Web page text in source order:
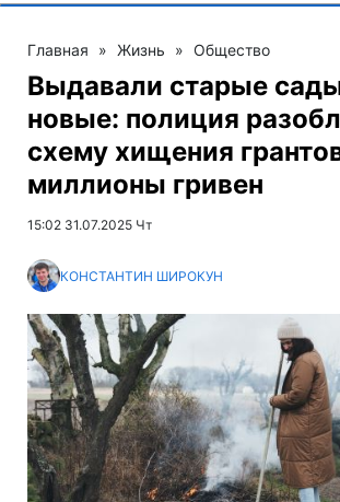
Главная » Жизнь » Общество
Выдавали старые
новые: полиция
схему хищения
миллионы гривен
15:02 31.07.2025 Чт
КОНСТАНТИН ШИРОКУН